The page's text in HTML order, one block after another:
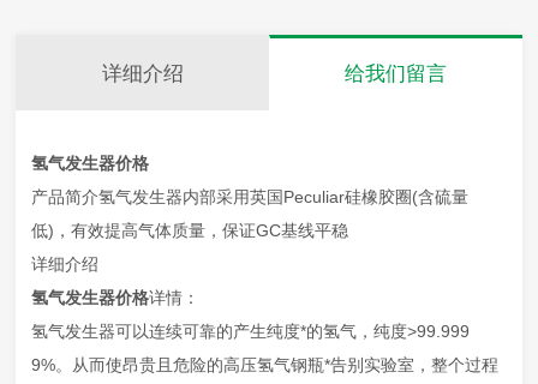
详细介绍 给我们留言
氢气发生器价格
产品简介氢气发生器内部采用英国Peculiar硅橡胶圈(含硫量
低)，有效提高气体质量，保证GC基线平稳
详细介绍
氢气发生器价格详情：
氢气发生器可以连续可靠的产生纯度*的氢气，纯度>99.999
9%。从而使昂贵且危险的高压氢气钢瓶*告别实验室，整个过程